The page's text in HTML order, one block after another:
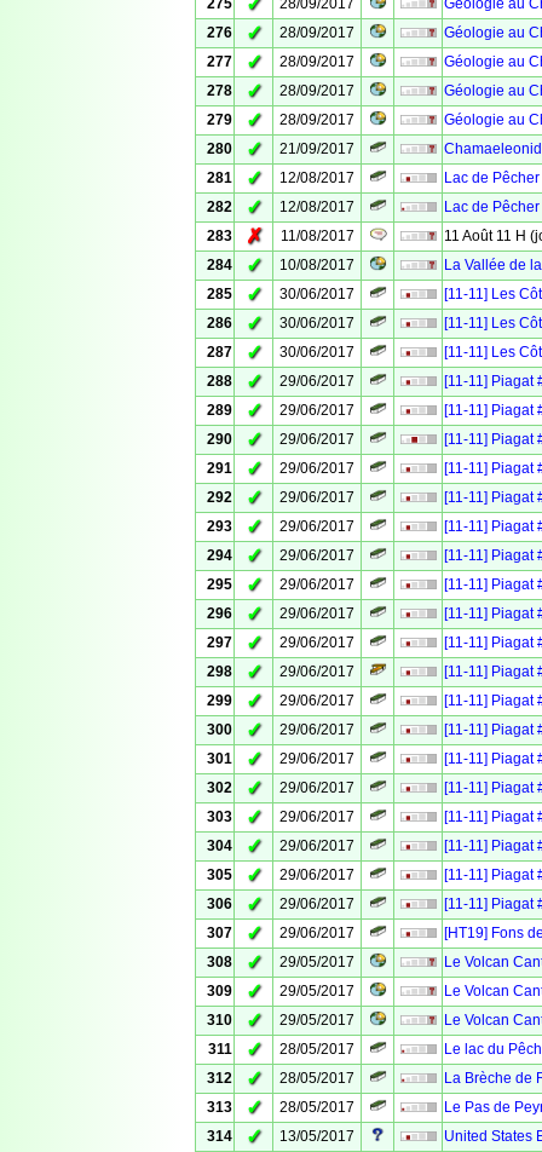
275 28/09/2017
Géologie au
276
✓ 28/09/2017
Géologie au
277
✓ 28/09/2017
Géologie au
278
✓ 28/09/2017
Géologie au
279
✓ 28/09/2017
Géologie au
280
✓ 21/09/2017
281
✓ 12/08/2017
Lac de
282
✓ 12/08/2017
Lac de
283
✗ 11/08/2017
11 Août 11 H
284
✓ 10/08/2017
La Vallée de
285
✓ 30/06/2017
[11-11] Les
286
✓ 30/06/2017
[11-11] Les
287
✓ 30/06/2017
[11-11] Les
288
✓ 29/06/2017
[11-11] Piagat
289
✓ 29/06/2017
[11-11] Piagat
290
✓ 29/06/2017
[11-11] Piagat
291
✓ 29/06/2017
[11-11] Piagat
292
✓ 29/06/2017
[11-11] Piagat
293
✓ 29/06/2017
[11-11] Piagat
294
✓ 29/06/2017
[11-11] Piagat
295
✓ 29/06/2017
[11-11] Piagat
296
✓ 29/06/2017
[11-11] Piagat
297
✓ 29/06/2017
[11-11] Piagat
298
✓ 29/06/2017
[11-11] Piagat
299
✓ 29/06/2017
[11-11] Piagat
300
✓ 29/06/2017
[11-11] Piagat
301
✓ 29/06/2017
[11-11] Piagat
302
✓ 29/06/2017
[11-11] Piagat
303
✓ 29/06/2017
[11-11] Piagat
304
✓ 29/06/2017
[11-11] Piagat
305
✓ 29/06/2017
[11-11] Piagat
306
✓ 29/06/2017
[11-11] Piagat
307
✓ 29/06/2017
[HT19] Fons
308
✓ 29/05/2017
Le Volcan
309
✓ 29/05/2017
Le Volcan
310
✓ 29/05/2017
Le Volcan
311
✓ 28/05/2017
Le lac du
312
✓ 28/05/2017
La Brèche de
313
✓ 28/05/2017
Le Pas de
314
✓ 13/05/2017
United States